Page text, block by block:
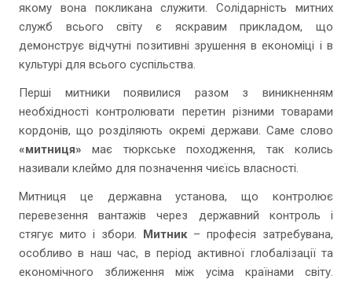
якому вона покликана служити. Солідарність митних
служб всього світу є яскравим прикладом, що
демонструє відчутні позитивні зрушення в економіці і в
культурі для всього суспільства.
Перші митники появилися разом з виникненням
необхідності контролювати перетин різними товарами
кордонів, що розділяють окремі держави. Саме слово
«митниця» має тюркське походження, так колись
називали клеймо для позначення чиєїсь власності.
Митниця це державна установа, що контролює
перевезення вантажів через державний контроль і
стягує мито і збори. Митник– професія затребувана,
особливо в наш час, в період активної глобалізації та
економічного зближення між усіма країнами світу.